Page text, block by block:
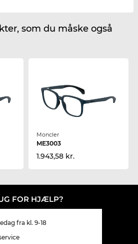
som du måske også
Moncler
ME3003
1.943,58 kr.
FOR HJÆLP?
fra kl. 9-18